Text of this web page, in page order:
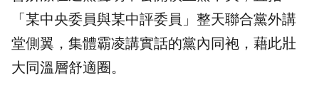
「某中央委員與某中評委員」整天聯合黨外講
堂側翼，集體霸凌講實話的黨內同袍，藉此壯
大同溫層舒適圈。